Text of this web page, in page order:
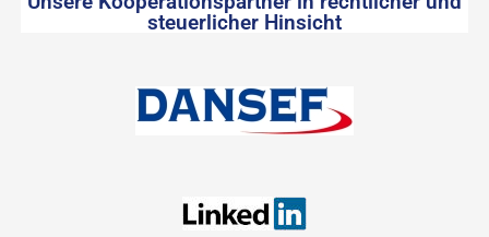
steuerlicher Hinsicht